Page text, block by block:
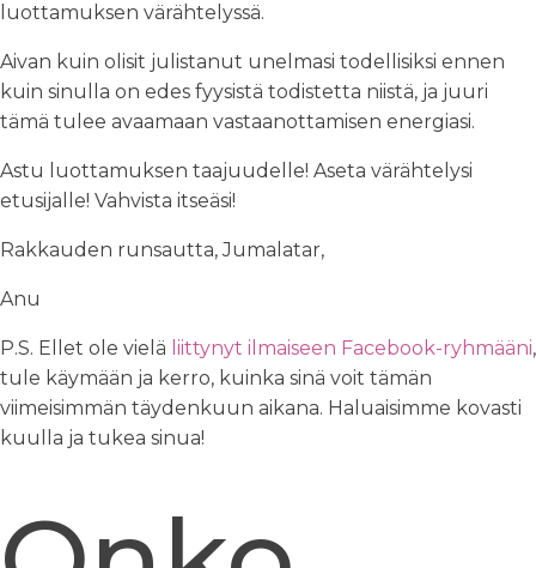
luottamuksen värähtelyssä.
Aivan kuin olisit julistanut unelmasi todellisiksi ennen
kuin sinulla on edes fyysistä todistetta niistä, ja juuri
tämä tulee avaamaan vastaanottamisen energiasi.
Astu luottamuksen taajuudelle! Aseta värähtelysi
etusijalle! Vahvista itseäsi!
Rakkauden runsautta, Jumalatar,
Anu
P.S. Ellet ole vielä liittynyt ilmaiseen Facebook-ryhmääni,
tule käymään ja kerro, kuinka sinä voit tämän
viimeisimmän täydenkuun aikana. Haluaisimme kovasti
kuulla ja tukea sinua!